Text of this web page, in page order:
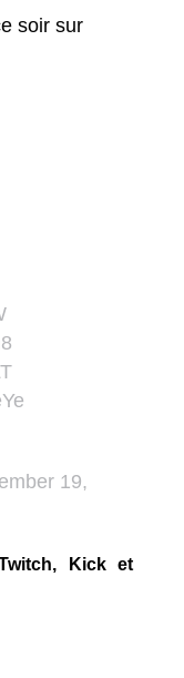
soir sur
19,
Kick et